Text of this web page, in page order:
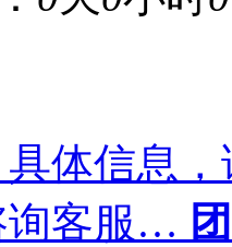
具体信息
询客服…